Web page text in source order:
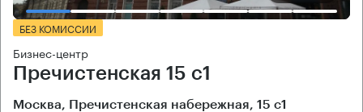
БЕЗ КОМИССИИ
Бизнес-центр
Пречистенская 15 с1
Москва, Пречистенская набережная, 15 с1